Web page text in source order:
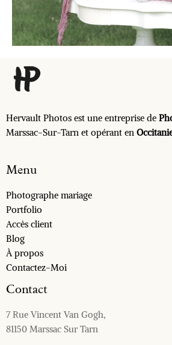
Hervault Photos est une entreprise de
Marssac-Sur-Tarn et opérant en
Menu
Photographe mariage
Portfolio
Accès client
Blog
À propos
Contactez-Moi
Contact
7 Rue Vincent Van Gogh,
81150 Marssac Sur Tarn